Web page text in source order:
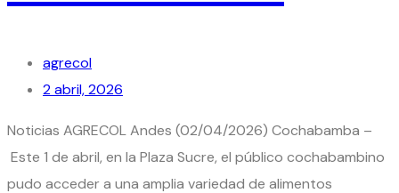
agrecol
2 abril, 2026
Noticias AGRECOL Andes (02/04/2026) Cochabamba –
Este 1 de abril, en la Plaza Sucre, el público cochabambino
pudo acceder a una amplia variedad de alimentos